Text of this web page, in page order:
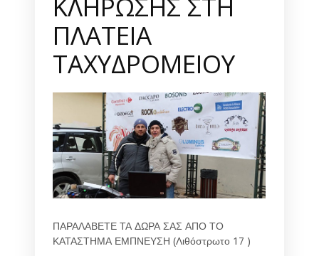
ΠΛΑΤΕΙΑ
ΤΑΧΥΔΡΟΜΕΙΟΥ
ΠΑΡΑΛΑΒΕΤΕ ΤΑ ΔΩΡΑ ΣΑΣ ΑΠΟ ΤΟ
ΚΑΤΑΣΤΗΜΑ ΕΜΠΝΕΥΣΗ (Λιθόστρωτο 17 )